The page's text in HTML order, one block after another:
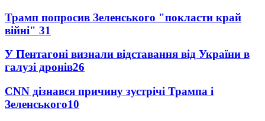
Трамп попросив Зеленського "покласти край
війні" 31
У Пентагоні визнали відставання від України в
галузі дронів26
CNN дізнався причину зустрічі Трампа і
Зеленського10